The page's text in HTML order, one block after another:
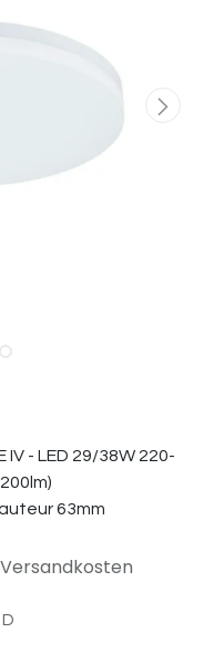
IV - LED 29/38W 220-
63mm